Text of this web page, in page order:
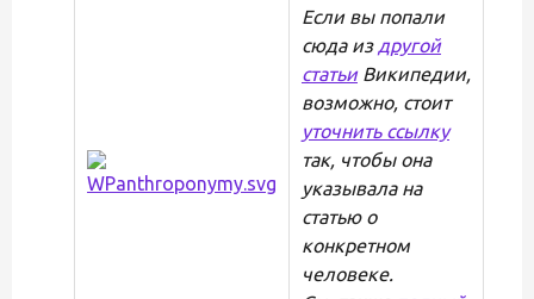
Если вы попали
сюда из другой
статьиВикипедии,
возможно, стоит
уточнить ссылку
так, чтобы она
указывала на
статью о
конкретном
человеке.